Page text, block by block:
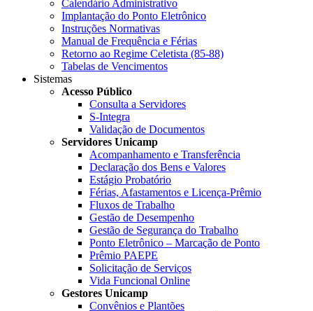
Calendário Administrativo
Implantação do Ponto Eletrônico
Instruções Normativas
Manual de Frequência e Férias
Retorno ao Regime Celetista (85-88)
Tabelas de Vencimentos
Sistemas
Acesso Público
Consulta a Servidores
S-Integra
Validação de Documentos
Servidores Unicamp
Acompanhamento e Transferência
Declaração dos Bens e Valores
Estágio Probatório
Férias, Afastamentos e Licença-Prêmio
Fluxos de Trabalho
Gestão de Desempenho
Gestão de Segurança do Trabalho
Ponto Eletrônico – Marcação de Ponto
Prêmio PAEPE
Solicitação de Serviços
Vida Funcional Online
Gestores Unicamp
Convênios e Plantões